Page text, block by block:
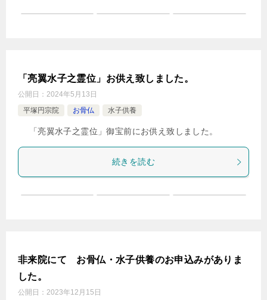
「亮翼水子之霊位」お供え致しました。
公開日： 2024年5月13日
平塚円宗院
お骨仏 水子供養
「亮翼水子之霊位」御宝前にお供え致しました。
続きを読む
非来院にて お骨仏・水子供養のお申込みがありま
した。
公開日： 2023年12月15日